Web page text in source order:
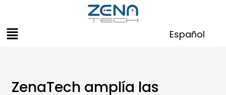
content
Menu Español
ZenaTech amplía las